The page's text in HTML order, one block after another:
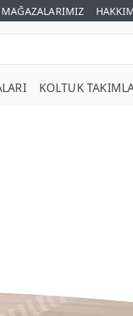
MAĞAZALARIMIZ
KOLTUK